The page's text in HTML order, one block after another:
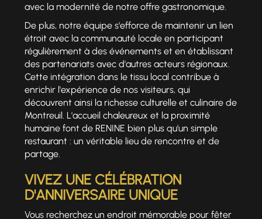
avec la modernité de notre offre gastronomique.
De plus, notre équipe s'efforce de maintenir un lien
étroit avec la communauté locale en participant
régulièrement à des événements et en établissant
des partenariats avec d'autres acteurs régionaux.
Cette intégration dans le tissu local contribue à
enrichir l'expérience de nos visiteurs, qui
découvrent ainsi la richesse culturelle et culinaire de
Montreuil. L'accueil chaleureux et la proximité
humaine font de RENINE bien plus qu'un simple
restaurant : un véritable lieu de rencontre et de
partage.
VIVEZ UNE CÉLÉBRATION
D'ANNIVERSAIRE UNIQUE
Vous recherchez un endroit mémorable pour fêter